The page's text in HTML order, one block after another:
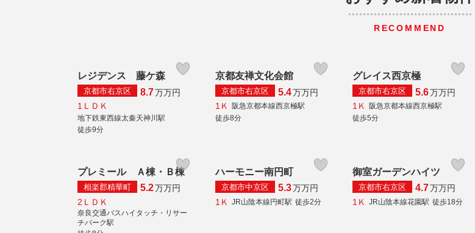
RECOMMEND
レジデンス 藤ケ森
京都市右京区 8.7万万円
1ＬＤＫ
地下鉄東西線太秦天神川駅
徒歩9分
京都友禅文化会館
京都市右京区 5.4万万円
1Ｋ
阪急京都本線西京極駅
徒歩8分
グレイス西京極
京都市右京区 5.6万万円
1Ｋ
阪急京都本線西京極駅
徒歩5分
プレミール Ａ棟・Ｂ棟
相楽郡精華町 5.2万万円
2ＬＤＫ
奈良交通バスハイタッチ・リサー
チパーク駅
ハーモニー南円町
京都市中京区 5.3万万円
1Ｋ
JR山陰本線円町駅 徒歩2分
御室ガーデンハイツ
京都市右京区 4.7万万円
1Ｋ
JR山陰本線花園駅 徒歩18分